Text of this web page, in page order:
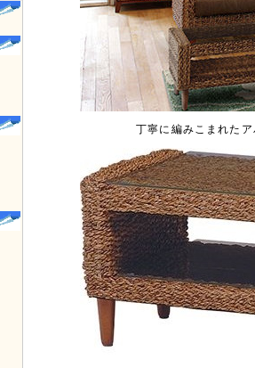
丁寧に編みこまれた